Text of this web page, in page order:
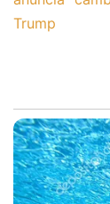
Trump